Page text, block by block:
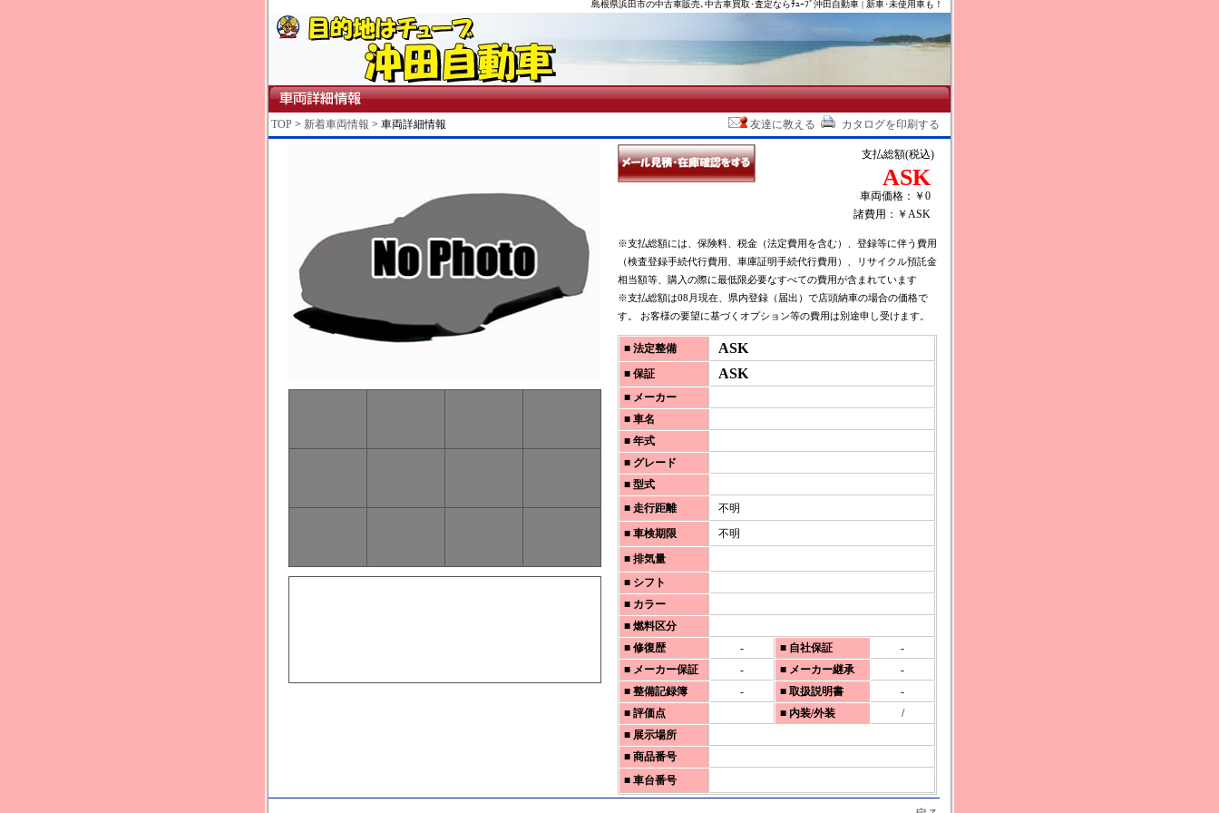
島根県浜田市の中古車販売､中古車買取･査定ならﾁｭｰﾌﾞ沖田自動車 | 新車･未使用車も！
TOP > 新着車両情報 > 車両詳細情報 友達に教える カタログを印刷する
支払総額(税込)
ASK
車両価格：￥0
諸費用：￥ASK
※支払総額には、保険料、税金（法定費用を含む）、登録等に伴う費用
（検査登録手続代行費用、車庫証明手続代行費用）、リサイクル預託金
相当額等、購入の際に最低限必要なすべての費用が含まれています
※支払総額は08月現在、県内登録（届出）で店頭納車の場合の価格で
す。 お客様の要望に基づくオプション等の費用は別途申し受けます。
■ 法定整備 ASK
■ 保証 ASK
■ メーカー
■ 車名
■ 年式
■ グレード
■ 型式
■ 走行距離
不明
■ 車検期限
不明
■ 排気量
■ シフト
■ カラー
■ 燃料区分
■ 修復歴
- ■ 自社保証
-
■ メーカー保証
- ■ メーカー継承
-
■ 整備記録簿
- ■ 取扱説明書
-
■ 評価点
■ 内装/外装
/
■ 展示場所
■ 商品番号
■ 車台番号